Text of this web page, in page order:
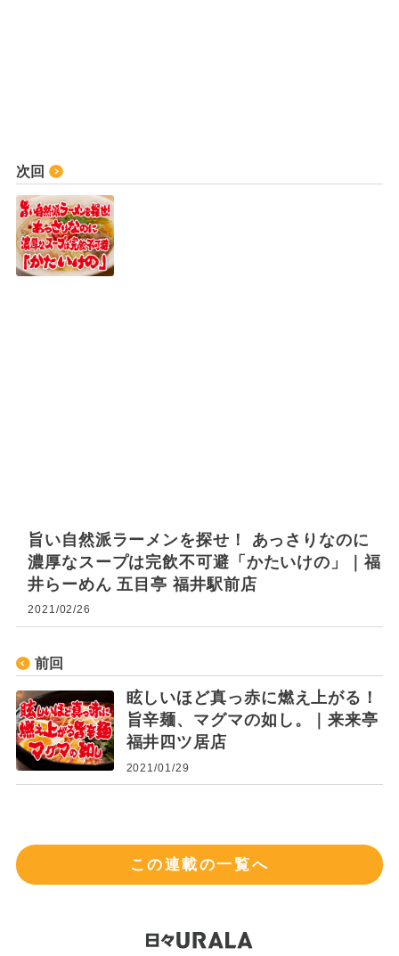
次回
旨い自然派ラーメンを探せ！ あっさりなのに
濃厚なスープは完飲不可避「かたいけの」｜福
井らーめん 五目亭 福井駅前店
2021/02/26
前回
眩しいほど真っ赤に燃え上がる！
旨辛麺、マグマの如し。｜来来亭
福井四ツ居店
2021/01/29
この連載の一覧へ